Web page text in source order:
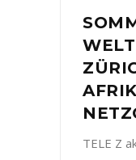
TELE Z